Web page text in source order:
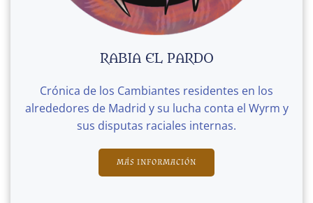
RABIA EL PARDO
Crónica de los Cambiantes residentes en los
alrededores de Madrid y su lucha conta el Wyrm y
sus disputas raciales internas.
MÁS INFORMACIÓN